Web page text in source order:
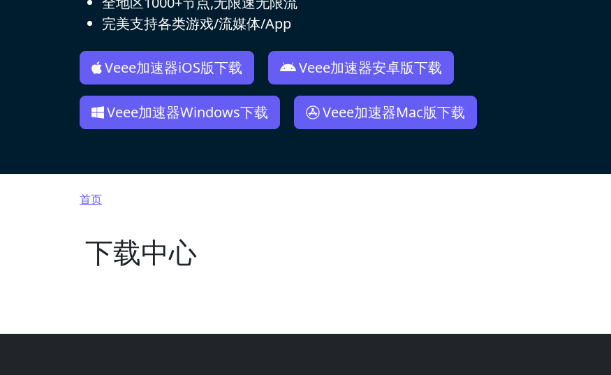
完美支持各类游戏/流媒体/App
Veee加速器iOS版下载 Veee加速器安卓版下载
Veee加速器Windows下载 Veee加速器Mac版下载
面包屑
首页
下载中心